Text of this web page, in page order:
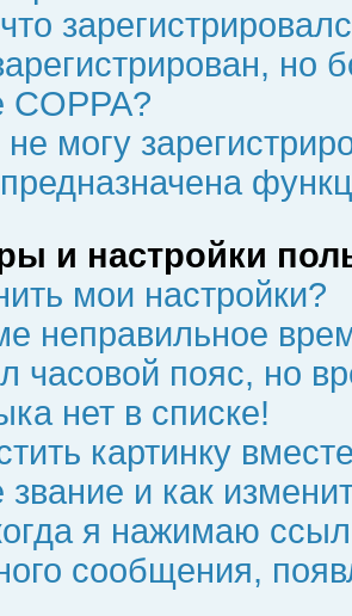
но
COPPA?
могу
и настройки
мои настройки?
неправильное
часовой пояс, но
нет в списке!
картинку
звание и как
я нажимаю
сообщения,